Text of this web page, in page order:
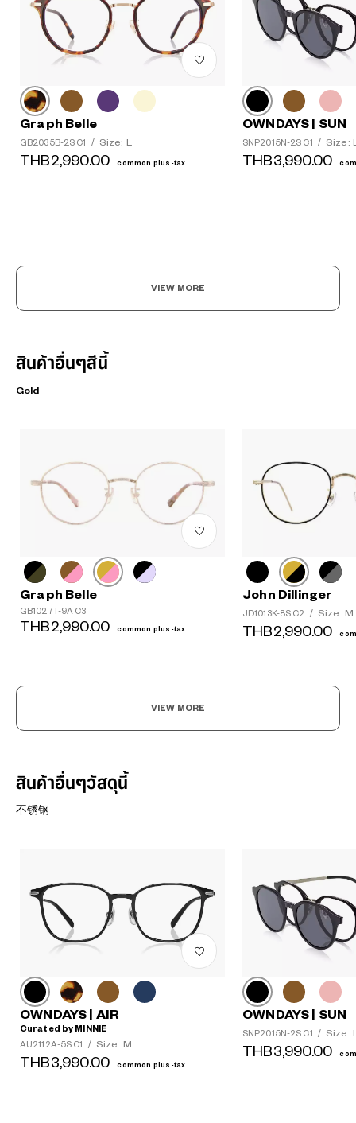
Graph Belle
GB2035B-2S C1 / Size: L
THB2,990.00 common.plus-tax
OWNDAYS | SUN
SNP2015N-2S C1 / Size:
THB3,990.00
VIEW MORE
สินค้าอื่นๆสีนี้
Gold
Graph Belle
GB1027T-9A C3
THB2,990.00 common.plus-tax
John Dillinger
JD1013K-8S C2 / Size: M
THB2,990.00
VIEW MORE
สินค้าอื่นๆวัสดุนี้
不锈钢
OWNDAYS | AIR
Curated by MINNIE
AU2112A-5S C1
/ Size: M
THB3,990.00 common.plus-tax
OWNDAYS | SUN
SNP2015N-2S C1 / Size:
THB3,990.00